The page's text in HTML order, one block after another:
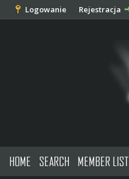
Logowanie Rejestracja
HOME SEARCH MEMBER LIST